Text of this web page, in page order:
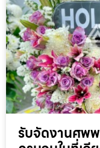
รับจัดงานศพพ